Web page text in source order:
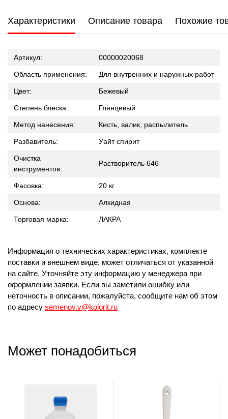
Характеристики Описание товара Похожие
Артикул: 00000020068
Область применения: Для внутренних и наружных работ
Цвет: Бежевый
Степень блеска: Глянцевый
Метод нанесения: Кисть, валик, распылитель
Разбавитель: Уайт спирит
Очистка
инструментов:
Растворитель 646
Фасовка: 20 кг
Основа: Алкидная
Торговая марка: ЛАКРА
Информация о технических характеристиках, комплекте
поставки и внешнем виде, может отличаться от указанной
на сайте. Уточняйте эту информацию у менеджера при
оформлении заявки. Если вы заметили ошибку или
неточность в описании, пожалуйста, сообщите нам об этом
по адресу semenov.v@kolorit.ru
Может понадобиться